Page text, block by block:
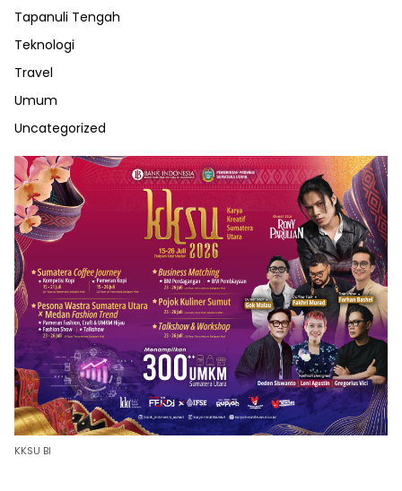
Tapanuli Tengah
Teknologi
Travel
Umum
Uncategorized
KKSU BI